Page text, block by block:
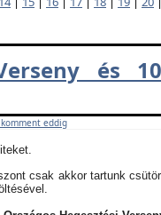
és
eddig
csak akkor tartunk